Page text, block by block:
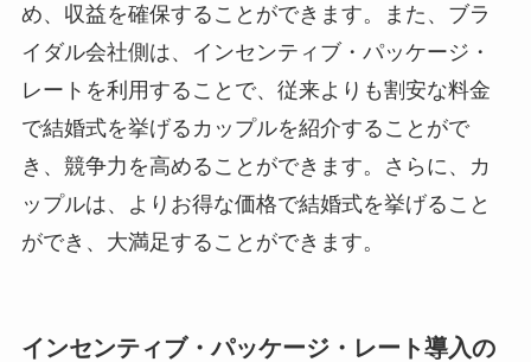
め、収益を確保することができます。また、ブラ
イダル会社側は、インセンティブ・パッケージ・
レートを利用することで、従来よりも割安な料金
で結婚式を挙げるカップルを紹介することがで
き、競争力を高めることができます。さらに、カ
ップルは、よりお得な価格で結婚式を挙げること
ができ、大満足することができます。
インセンティブ・パッケージ・レート導入の